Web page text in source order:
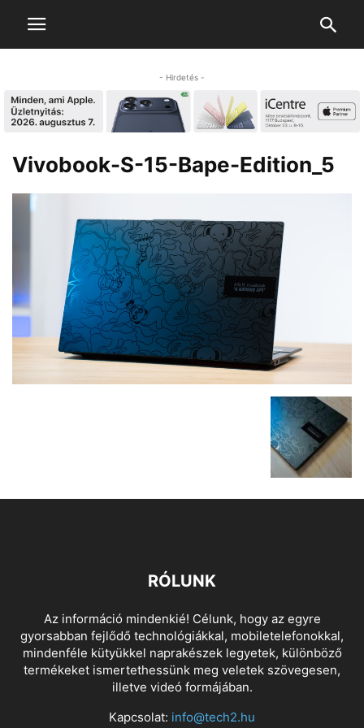
- Hirdetés -
Vivobook-S-15-Bape-Edition_5
RÓLUNK
Az információ mindenkié! Célunk, hogy az egyre
gyorsabban fejlődő technológiákkal, mobiletelefonokkal,
mindenféle kütyükkel naprakészek legyetek, különböző
termékeket ismertethessünk meg veletek szövegesen,
illetve videó formájában.
Kapcsolat: info@tech2.hu